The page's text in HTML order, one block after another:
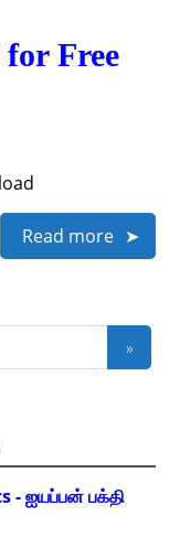
Free
Read more
- ஐயப்பன் பக்தி